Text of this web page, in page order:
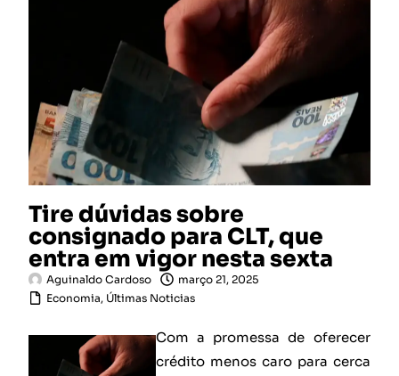
Tire dúvidas sobre
consignado para CLT, que
entra em vigor nesta sexta
Aguinaldo Cardoso
março 21, 2025
Economia, Últimas Noticias
Com a promessa de oferecer
crédito menos caro para cerca